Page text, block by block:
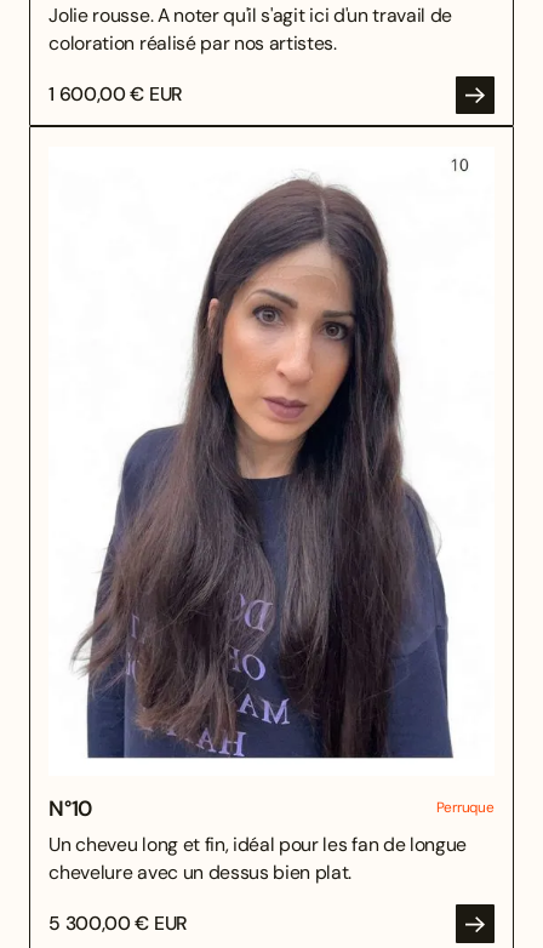
Jolie rousse. A noter qu'il s'agit ici d'un travail de
coloration réalisé par nos artistes.
1 600,00 € EUR
N°10 Perruque
Un cheveu long et fin, idéal pour les fan de longue
chevelure avec un dessus bien plat.
5 300,00 € EUR